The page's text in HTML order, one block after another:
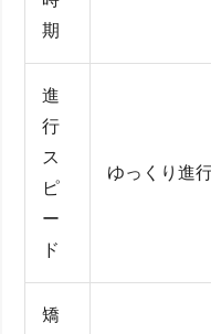
期
進
行
ス
ピ
ー
ド
ゆっくり進
矯